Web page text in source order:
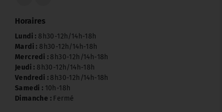
Horaires
Lundi : 8h30-12h/14h-18h
Mardi : 8h30-12h/14h-18h
Mercredi : 8h30-12h/14h-18h
Jeudi : 8h30-12h/14h-18h
Vendredi : 8h30-12h/14h-18h
Samedi : 10h-18h
Dimanche : Fermé